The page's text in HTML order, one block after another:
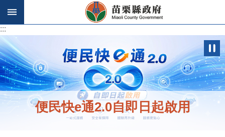
跳到主要內容區塊
:::
:::
便民快e通2.0自即日起啟用